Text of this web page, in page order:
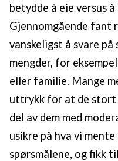
betydde å eie versus
Gjennomgående fant
vanskeligst å svare
mengder, for
eller familie. Mange
uttrykk for at de stort
del av dem med
usikre på hva vi
spørsmålene, og fikk